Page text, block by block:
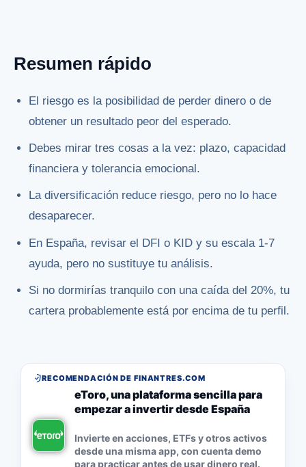
Resumen rápido
El riesgo es la posibilidad de perder dinero o de
obtener un resultado peor del esperado.
Debes mirar tres cosas a la vez: plazo, capacidad
financiera y tolerancia emocional.
La diversificación reduce riesgo, pero no lo hace
desaparecer.
En España, revisar el DFI o KID y su escala 1-7
ayuda, pero no sustituye tu análisis.
Si no dormirías tranquilo con una caída del 20%, tu
cartera probablemente está por encima de tu perfil.
RECOMENDACIÓN DE FINANTRES.COM
eToro, una plataforma sencilla para
empezar a invertir desde España
Invierte en acciones, ETFs y otros activos
desde una misma app, con cuenta demo
para practicar antes de usar dinero real.